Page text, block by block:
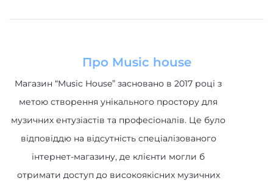
Про Music house
Магазин “Music House” засновано в 2017 році з
метою створення унікального простору для
музичних ентузіастів та професіоналів. Це було
відповіддю на відсутність спеціалізованого
інтернет-магазину, де клієнти могли б
отримати доступ до високоякісних музичних